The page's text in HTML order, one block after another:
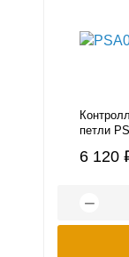
петли
6 120
−